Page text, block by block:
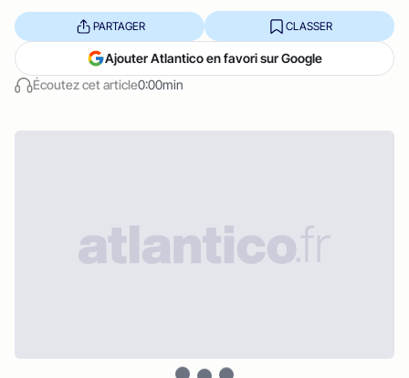
Écoutez cet article0:00min
PARTAGER CLASSER
Ajouter Atlantico en favori sur Google